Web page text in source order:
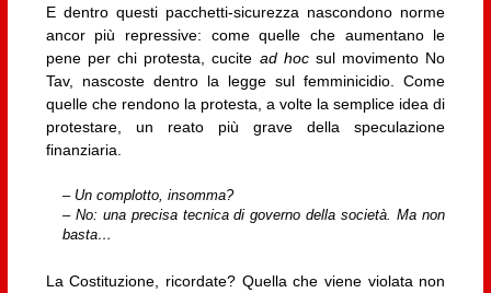
E dentro questi pacchetti-sicurezza nascondono norme
ancor più repressive: come quelle che aumentano le
pene per chi protesta, cucite ad hocsul movimento No
Tav, nascoste dentro la legge sul femminicidio. Come
quelle che rendono la protesta, a volte la semplice idea di
protestare, un reato più grave della speculazione
finanziaria.
– Un complotto, insomma?
– No: una precisa tecnica di governo della società. Ma non
basta…
La Costituzione, ricordate? Quella che viene violata non